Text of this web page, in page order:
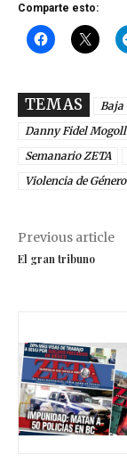
Comparte esto:
TEMAS Baja
Danny Fidel
Semanario ZETA
Violencia de Género
Previous article
El gran tribuno